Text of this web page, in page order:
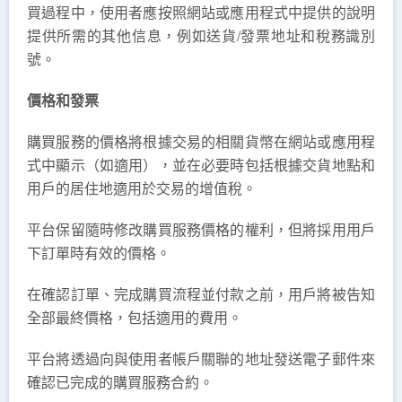
買過程中，使用者應按照網站或應用程式中提供的說明
提供所需的其他信息，例如送貨/發票地址和稅務識別
號。
價格和發票
購買服務的價格將根據交易的相關貨幣在網站或應用程
式中顯示（如適用），並在必要時包括根據交貨地點和
用戶的居住地適用於交易的增值稅。
平台保留隨時修改購買服務價格的權利，但將採用用戶
下訂單時有效的價格。
在確認訂單、完成購買流程並付款之前，用戶將被告知
全部最終價格，包括適用的費用。
平台將透過向與使用者帳戶關聯的地址發送電子郵件來
確認已完成的購買服務合約。